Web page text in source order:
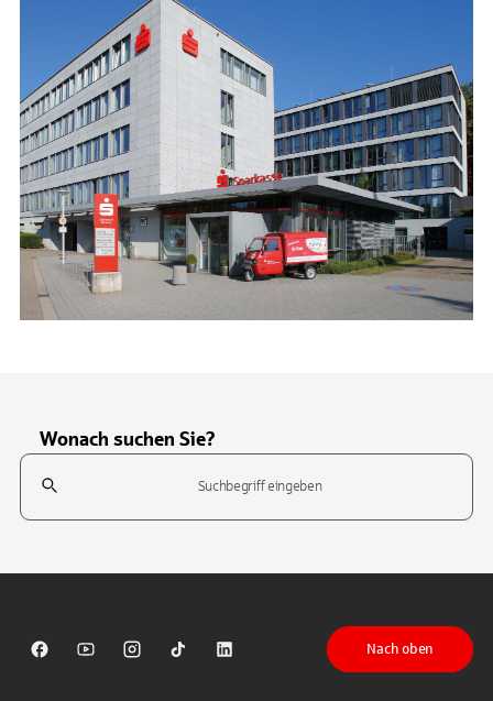
Wonach suchen Sie?
Suchfeld
Sparkasse auf Facebook
Sparkasse auf Youtube
Sparkasse auf Instagram
Sparkasse auf TikTok
Sparkasse auf LinkedIn
Nach oben